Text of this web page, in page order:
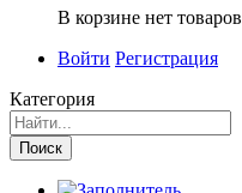
В корзине нет товаров
Войти Регистрация
Категория
Поиск